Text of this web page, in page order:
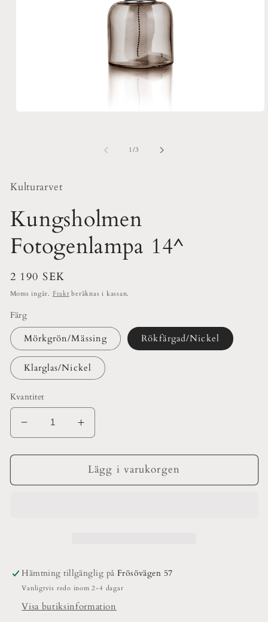
1 /av
3
Kulturarvet
Kungsholmen
Fotogenlampa 14^
Ordinarie
pris
2 190 SEK
Moms ingår. Fraktberäknas i kassan.
Färg
Mörkgrön/Mässing Rökfärgad/Nickel
Klarglas/Nickel
Kvantitet
Minska
kvantitet
för
Kungsholmen
Fotogenlampa
Öka
kvantitet
för
Kungsholmen
Fotogenlampa
Lägg i varukorgen
Hämtning tillgänglig på Frösövägen 57
Vanligtvis redo inom 2-4 dagar
Visa butiksinformation